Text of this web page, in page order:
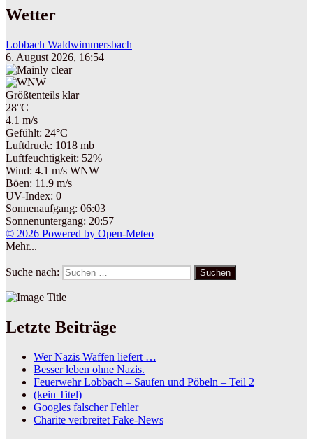
Wetter
Lobbach Waldwimmersbach
6. August 2026, 16:54
Größtenteils klar
28°C
4.1 m/s
Gefühlt: 24°C
Luftdruck: 1018 mb
Luftfeuchtigkeit: 52%
Wind: 4.1 m/s WNW
Böen: 11.9 m/s
UV-Index: 0
Sonnenaufgang: 06:03
Sonnenuntergang: 20:57
© 2026 Powered by Open-Meteo
Mehr...
Suche nach: Suchen
Letzte Beiträge
Wer Nazis Waffen liefert …
Besser leben ohne Nazis.
Feuerwehr Lobbach – Saufen und Pöbeln – Teil 2
(kein Titel)
Googles falscher Fehler
Charite verbreitet Fake-News